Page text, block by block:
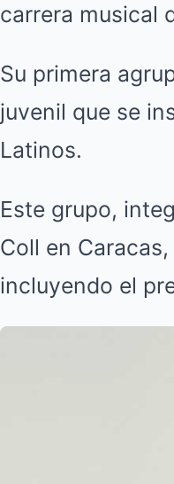
carrera musical
Su primera
juvenil que se
Latinos.
Este grupo,
Coll en
incluyendo el